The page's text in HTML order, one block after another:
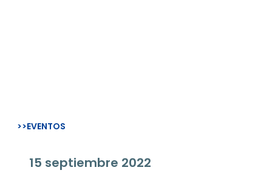
>>EVENTOS
15 septiembre 2022